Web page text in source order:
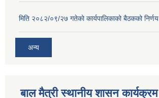
मिति २०८२/०९/२७ गतेकाे कार्यपालिकाको बैठकको निर्णय
अन्य
बाल मैत्री स्थानीय शासन कार्यक्रम